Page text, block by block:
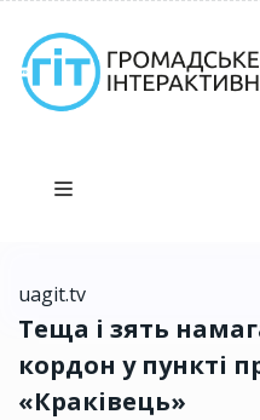
uagit.tv
Теща і зять
кордон у пункті
«Краківець»